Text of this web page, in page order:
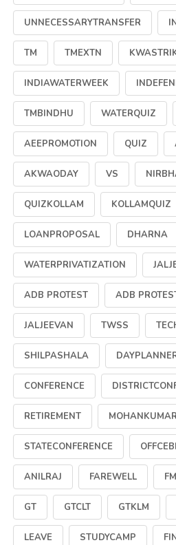
UNNECESSARYTRANSFER
TM TMEXTN
INDIAWATERWEEK
TMBINDHU WATERQUIZ
AEEPROMOTION QUIZ
AKWAODAY VS
QUIZKOLLAM KOLLAMQUIZ
LOANPROPOSAL DHARNA
WATERPRIVATIZATION
ADB PROTEST ADB
JALJEEVAN TWSS
SHILPASHALA
CONFERENCE
RETIREMENT MOHANKUMAR
STATECONFERENCE
ANILRAJ FAREWELL FM
GT GTCLT GTKLM
LEAVE STUDYCAMP